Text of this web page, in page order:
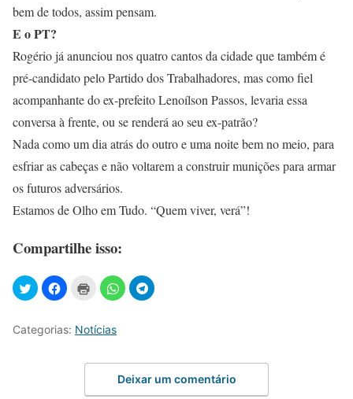
bem de todos, assim pensam.
E o PT?
Rogério já anunciou nos quatro cantos da cidade que também é
pré-candidato pelo Partido dos Trabalhadores, mas como fiel
acompanhante do ex-prefeito Lenoílson Passos, levaria essa
conversa à frente, ou se renderá ao seu ex-patrão?
Nada como um dia atrás do outro e uma noite bem no meio, para
esfriar as cabeças e não voltarem a construir munições para armar
os futuros adversários.
Estamos de Olho em Tudo. “Quem viver, verá”!
Compartilhe isso:
Categorias: Notícias
Deixar um comentário